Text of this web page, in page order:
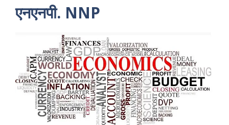
एनएनपी. NNP